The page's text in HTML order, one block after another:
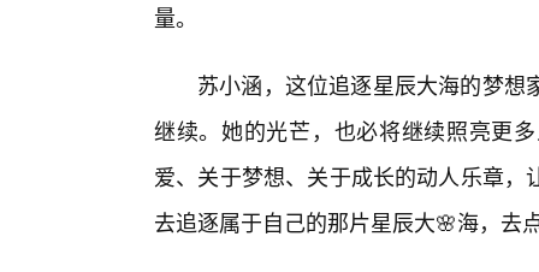
量。
苏小涵，这位追逐星辰大海的梦
继续。她的光芒，也必将继续照亮更
爱、关于梦想、关于成长的动人乐章
去追逐属于自己的那片星辰大🌸海，去